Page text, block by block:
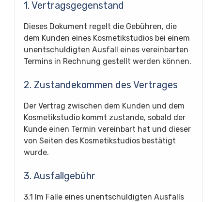
1. Vertragsgegenstand
Dieses Dokument regelt die Gebühren, die
dem Kunden eines Kosmetikstudios bei einem
unentschuldigten Ausfall eines vereinbarten
Termins in Rechnung gestellt werden können.
2. Zustandekommen des Vertrages
Der Vertrag zwischen dem Kunden und dem
Kosmetikstudio kommt zustande, sobald der
Kunde einen Termin vereinbart hat und dieser
von Seiten des Kosmetikstudios bestätigt
wurde.
3. Ausfallgebühr
3.1 Im Falle eines unentschuldigten Ausfalls